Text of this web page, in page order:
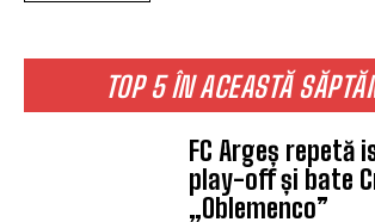
TOP 5 ÎN ACEASTĂ
FC Argeș repetă
play-off și bate
„Oblemenco”